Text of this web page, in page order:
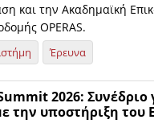
και την Ακαδημαϊκή
OPERAS.
Έρευνα
2026: Συνέδριο
την υποστήριξη του